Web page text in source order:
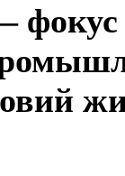
фокус